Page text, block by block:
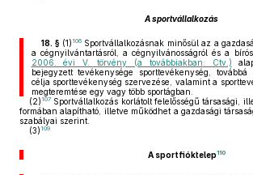
A sportvállalkozás
18. §(1) 106Sportvállalkozásnak minősül az a
a cégnyilvántartásról, a cégnyilvánosságról és a
2006. évi V. törvény (a továbbiakban: Ctv.)
bejegyzett tevékenysége sporttevékenység,
célja sporttevékenység szervezése, valamint a
megteremtése egy vagy több sportágban.
(2) 107 Sportvállalkozás korlátolt felelősségű társasági,
formában alapítható, illetve működhet a gazdasági
szabályai szerint.
(3) 109
A sportfióktelep110